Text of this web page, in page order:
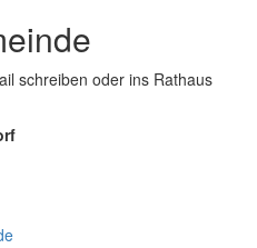
schreiben oder ins Rathaus